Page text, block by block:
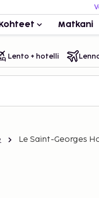
Kohteet Matkani
Lento + hotelli
Le Saint-Georges